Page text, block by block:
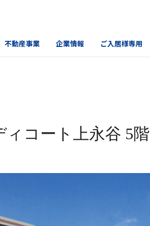
不動産事業 企業情報 ご入居様専用
ィコート上永谷 5階